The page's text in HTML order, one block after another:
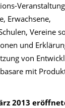
Erwachsene,
Vereine
und
von
mit
2013